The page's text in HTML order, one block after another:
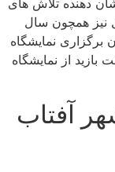
دهنده تلاش های
نیز همچون سال
برگزاری نمایشگاه
خواهد بود.ساعت بازید از نمایشگاه
آفتاب